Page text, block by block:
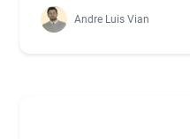
Andre Luis Vian